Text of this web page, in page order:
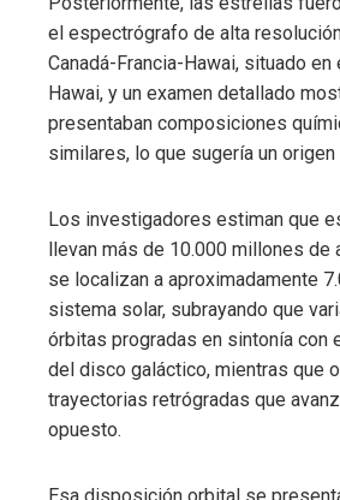
el espectrógrafo de alta
Canadá-Francia-Hawai, situado en
Hawai, y un examen detallado
presentaban composiciones
similares, lo que sugería un
Los investigadores estiman que
llevan más de 10.000 millones de
se localizan a aproximadamente
sistema solar, subrayando que
órbitas progradas en sintonía con
del disco galáctico, mientras que
trayectorias retrógradas que
opuesto.